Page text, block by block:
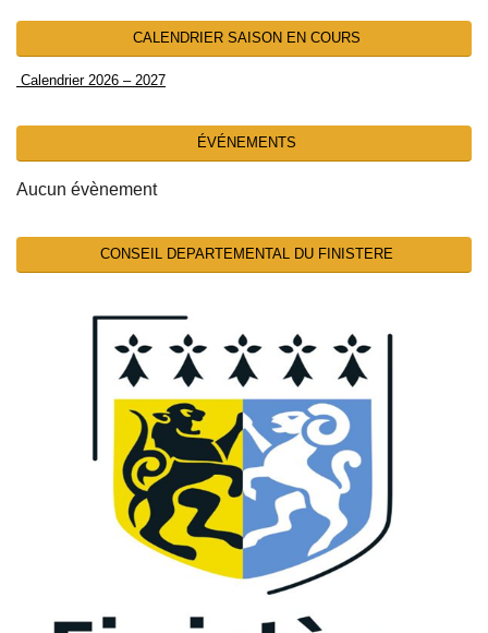
CALENDRIER SAISON EN COURS
Calendrier 2026 – 2027
ÉVÉNEMENTS
Aucun évènement
CONSEIL DEPARTEMENTAL DU FINISTERE